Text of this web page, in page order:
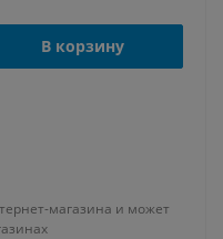
В корзину
магазина и может